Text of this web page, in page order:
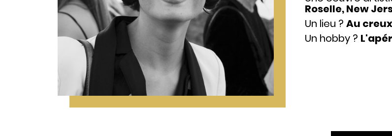
Roselle, New
Un lieu ? Au
Un hobby ?